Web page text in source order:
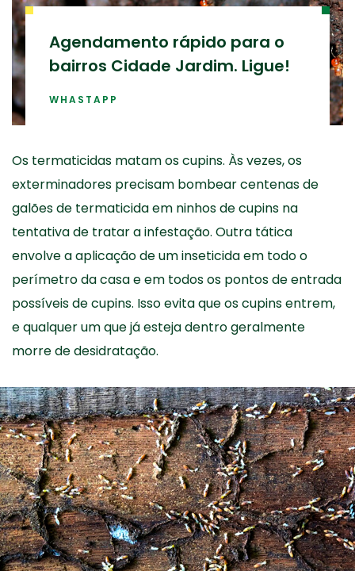
Agendamento rápido para o
bairros Cidade Jardim. Ligue!
WHASTAPP
Os termaticidas matam os cupins. Às vezes, os
exterminadores precisam bombear centenas de
galões de termaticida em ninhos de cupins na
tentativa de tratar a infestação. Outra tática
envolve a aplicação de um inseticida em todo o
perímetro da casa e em todos os pontos de entrada
possíveis de cupins. Isso evita que os cupins entrem,
e qualquer um que já esteja dentro geralmente
morre de desidratação.